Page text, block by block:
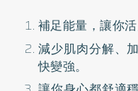
補足能量，讓你
減少肌肉分解、
快變強。